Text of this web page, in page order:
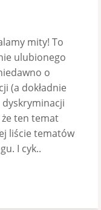
mity! To
ulubionego
o
(a dokładnie
ten temat
liście tematów
I cyk..